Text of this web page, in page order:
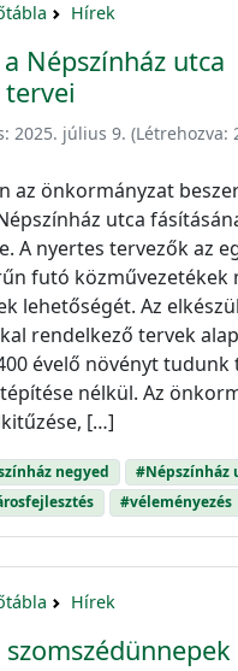
Hírek
Népszínház utca
2025. július 9. (Létrehozva:
az önkormányzat
utca
A nyertes tervezők az
futó közművezetékek
lehetőségét. Az
rendelkező tervek
évelő növényt tudunk
nélkül. Az
[…]
negyed
#Népszínház
#véleményezés
Hírek